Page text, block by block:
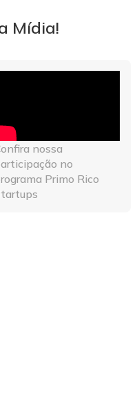
Mídia!
nossa
no
Primo Rico